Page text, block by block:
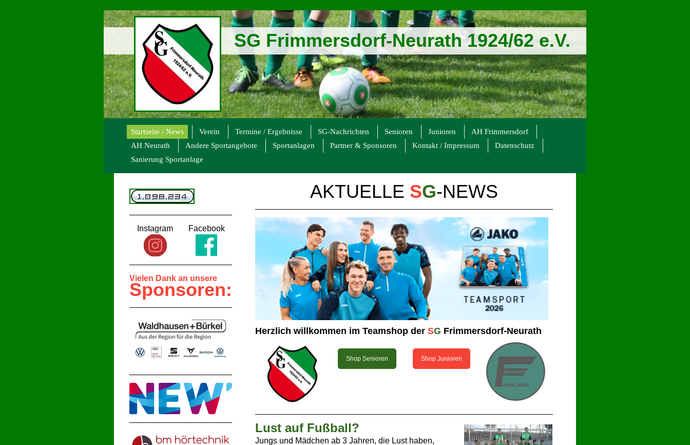
SG Frimmersdorf-Neurath 1924/62 e.V.
Startseite / News Verein Termine / Ergebnisse SG-Nachrichten Senioren Junioren
AH Frimmersdorf
AH Neurath
Andere Sportangebote Sportanlagen Partner & Sponsoren Kontakt / Impressum
Datenschutz
Sanierung Sportanlage
Instagram Facebook
Vielen Dank an unsere
Sponsoren:
AKTUELLE SG-NEWS
Herzlich willkommen im Teamshop der SG Frimmersdorf-Neurath
Shop Senioren Shop Junioren
Lust auf Fußball?
Jungs und Mädchen ab 3 Jahren, die Lust haben,